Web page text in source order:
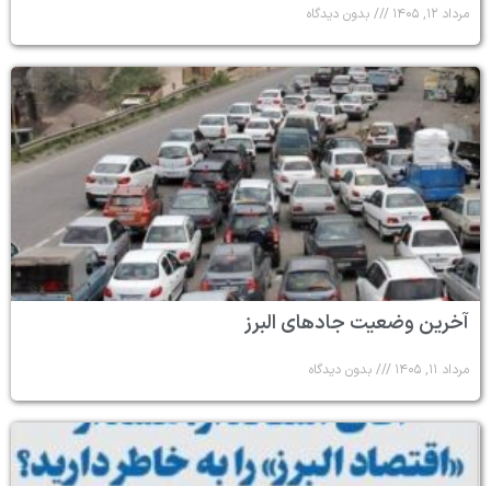
مرداد ۱۲, ۱۴۰۵ بدون دیدگاه
آخرین وضعیت جادهای البرز
مرداد ۱۱, ۱۴۰۵ بدون دیدگاه